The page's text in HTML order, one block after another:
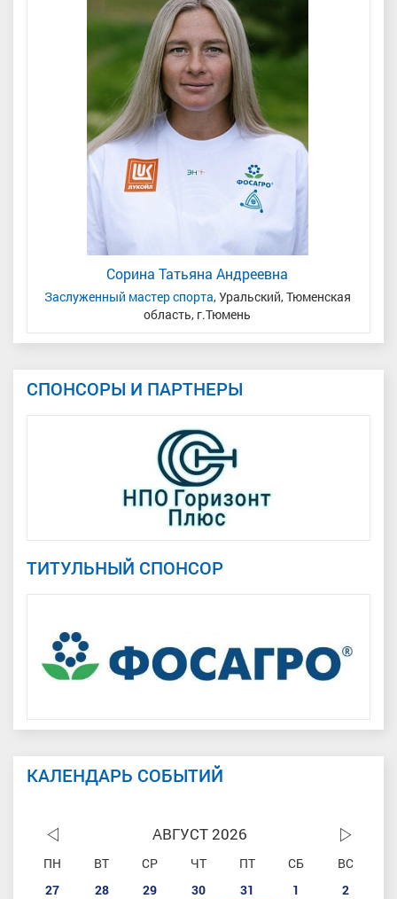
Сорина Татьяна Андреевна
Заслуженный мастер спорта, Уральский, Тюменская
область, г.Тюмень
СПОНСОРЫ И ПАРТНЕРЫ
ТИТУЛЬНЫЙ СПОНСОР
КАЛЕНДАРЬ СОБЫТИЙ
АВГУСТ 2026
ПН ВТ СР ЧТ ПТ СБ
ВС
27
28 29 30 31 1
2